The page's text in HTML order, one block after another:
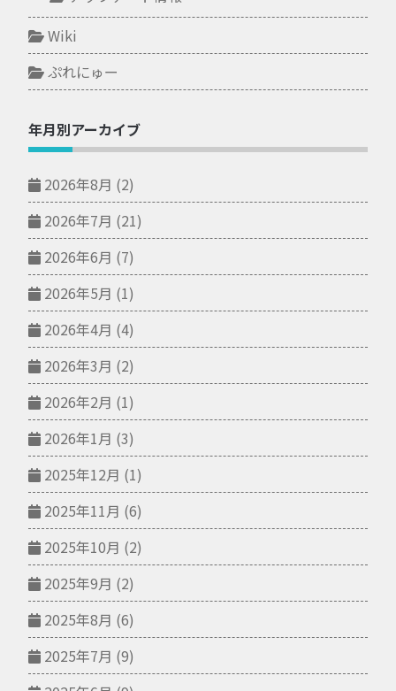
Wiki
ぷれにゅー
年月別アーカイブ
2026年8月 (2)
2026年7月 (21)
2026年6月 (7)
2026年5月 (1)
2026年4月 (4)
2026年3月 (2)
2026年2月 (1)
2026年1月 (3)
2025年12月 (1)
2025年11月 (6)
2025年10月 (2)
2025年9月 (2)
2025年8月 (6)
2025年7月 (9)